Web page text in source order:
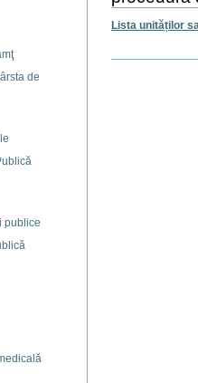
de
publice
Lista unităților